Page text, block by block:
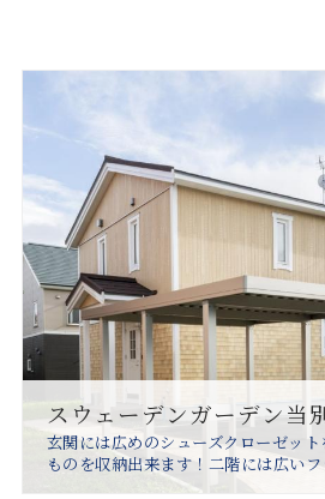
玄関には広めのシューズクローゼッ
ものを収納出来ます！二階には広い